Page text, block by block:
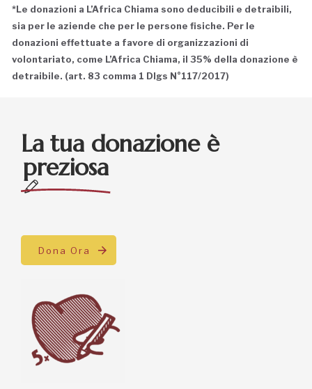
*Le donazioni a L’Africa Chiama sono deducibili e detraibili,
sia per le aziende che per le persone fisiche. Per le
donazioni effettuate a favore di organizzazioni di
volontariato, come L’Africa Chiama, il 35% della donazione è
detraibile. (art. 83 comma 1 Dlgs N°117/2017)
La tua donazione è
preziosa
Dona Ora